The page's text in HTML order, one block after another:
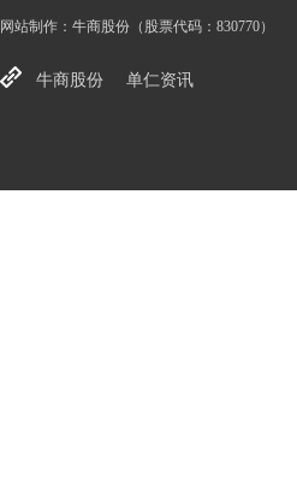
网站制作： 牛商股份 （股票代码：830770）
牛商股份 单仁资讯